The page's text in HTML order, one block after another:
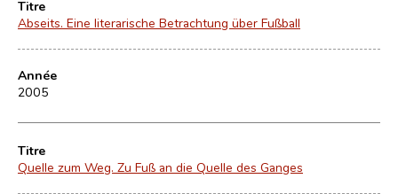
Titre
Abseits. Eine literarische Betrachtung über Fußball
Année
2005
Titre
Quelle zum Weg. Zu Fuß an die Quelle des Ganges